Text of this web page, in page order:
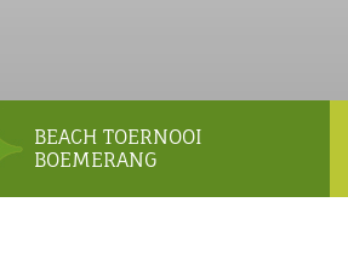
BEACH TOERNOOI
BOEMERANG